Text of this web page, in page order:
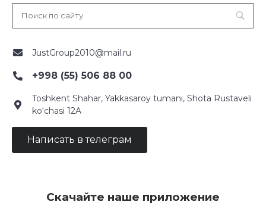
JustGroup2010@mail.ru
+998 (55) 506 88 00
Toshkent Shahar, Yakkasaroy tumani, Shota Rustaveli
ko‘chasi 12A
Написать в телеграм
Скачайте наше приложение